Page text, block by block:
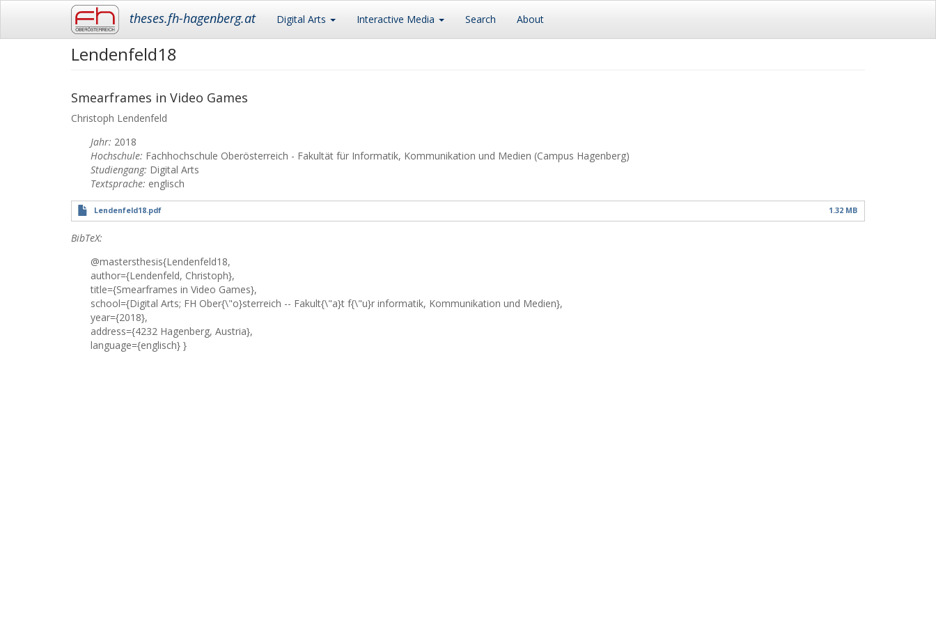
theses.fh-hagenberg.at
Main
navigation
Digital Arts Interactive Media Search About
Lendenfeld18
Smearframes in Video Games
Christoph Lendenfeld
Jahr: 2018
Hochschule: Fachhochschule Oberösterreich - Fakultät für Informatik, Kommunikation und Medien (Campus Hagenberg)
Studiengang: Digital Arts
Textsprache: englisch
Lendenfeld18.pdf 1.32 MB
BibTeX:
@mastersthesis{Lendenfeld18,
author={Lendenfeld, Christoph},
title={Smearframes in Video Games},
school={Digital Arts; FH Ober{\"o}sterreich -- Fakult{\"a}t f{\"u}r informatik, Kommunikation und Medien},
year={2018},
address={4232 Hagenberg, Austria},
language={englisch} }